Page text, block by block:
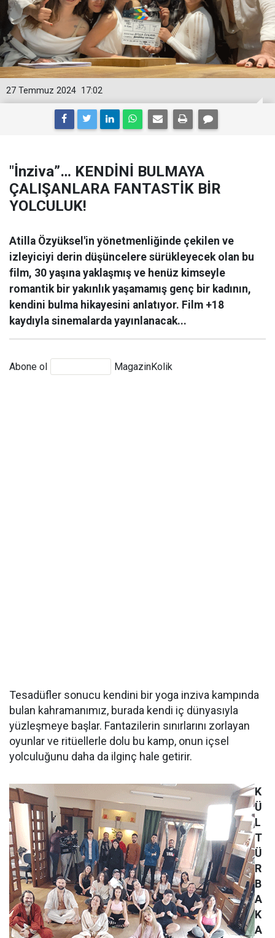
17:02
27 Temmuz 2024
"İnziva”… KENDİNİ BULMAYA
ÇALIŞANLARA FANTASTİK BİR
YOLCULUK!
Atilla Özyüksel'in yönetmenliğinde çekilen ve
izleyiciyi derin düşüncelere sürükleyecek olan bu
film, 30 yaşına yaklaşmış ve henüz kimseyle
romantik bir yakınlık yaşamamış genç bir kadının,
kendini bulma hikayesini anlatıyor. Film +18
kaydıyla sinemalarda yayınlanacak...
Abone ol MagazinKolik
Tesadüfler sonucu kendini bir yoga inziva kampında
bulan kahramanımız, burada kendi iç dünyasıyla
yüzleşmeye başlar. Fantazilerin sınırlarını zorlayan
oyunlar ve ritüellerle dolu bu kamp, onun içsel
yolculuğunu daha da ilginç hale getirir.
K
Ü
L
T
Ü
R
B
A
K
A